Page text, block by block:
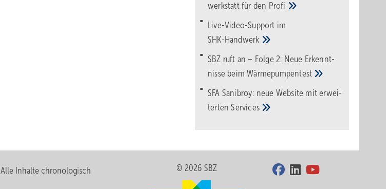
werk­statt für den Pro­fi
Live-Video-Support im
SHK-Handwerk
SBZ ruft an – Folge 2: Neue Erkennt­
nisse beimWärme­pumpen­test
SFA Sanibroy: neue Web­site mit erwei­
tertenServices
Alle Inhalte chronologisch © 2026 SBZ